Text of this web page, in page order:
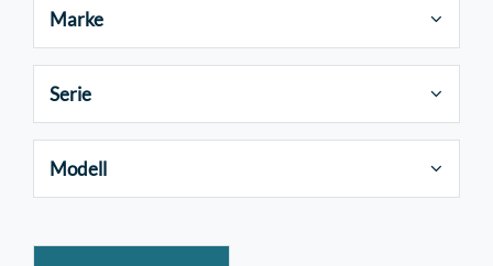
Marke
Serie
Modell